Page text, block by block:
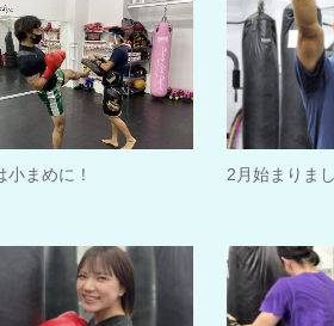
小まめに！ 2月始まりま